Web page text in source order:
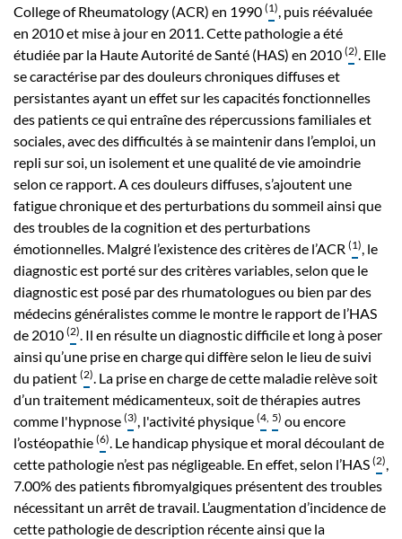
College of Rheumatology (ACR) en 1990 (1), puis réévaluée
en 2010 et mise à jour en 2011. Cette pathologie a été
étudiée par la Haute Autorité de Santé (HAS) en 2010 (2). Elle
se caractérise par des douleurs chroniques diffuses et
persistantes ayant un effet sur les capacités fonctionnelles
des patients ce qui entraîne des répercussions familiales et
sociales, avec des difficultés à se maintenir dans l’emploi, un
repli sur soi, un isolement et une qualité de vie amoindrie
selon ce rapport. A ces douleurs diffuses, s’ajoutent une
fatigue chronique et des perturbations du sommeil ainsi que
des troubles de la cognition et des perturbations
émotionnelles. Malgré l’existence des critères de l’ACR (1), le
diagnostic est porté sur des critères variables, selon que le
diagnostic est posé par des rhumatologues ou bien par des
médecins généralistes comme le montre le rapport de l’HAS
de 2010 (2). Il en résulte un diagnostic difficile et long à poser
ainsi qu’une prise en charge qui diffère selon le lieu de suivi
du patient (2). La prise en charge de cette maladie relève soit
d’un traitement médicamenteux, soit de thérapies autres
comme l'hypnose (3), l'activité physique (4, 5) ou encore
l’ostéopathie (6). Le handicap physique et moral découlant de
cette pathologie n’est pas négligeable. En effet, selon l’HAS (2),
7.00% des patients fibromyalgiques présentent des troubles
nécessitant un arrêt de travail. L’augmentation d’incidence de
cette pathologie de description récente ainsi que la